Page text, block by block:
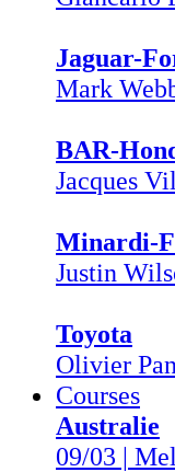
Jaguar-
Mark
BAR-
Jacques
Minardi-
Justin
Toyota
Olivier
Courses
Australie
09/03 |